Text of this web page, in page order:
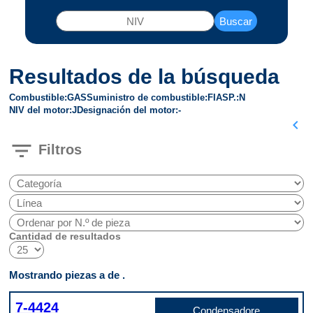
Buscar
Resultados de la búsqueda
Combustible GASSuministro de combustible FI ASP. N
NIV del motor JDesignación del motor -
chevron_left
filter_list Filtros
Cantidad de resultados
Mostrando piezas a de .
7-4424 Condensadore